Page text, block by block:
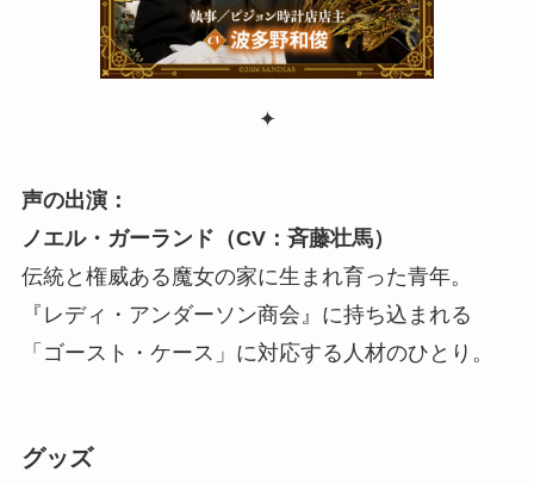
✦
声の出演：
ノエル・ガーランド（CV：斉藤壮馬）
伝統と権威ある魔女の家に生まれ育った青年。
『レディ・アンダーソン商会』に持ち込まれる
「ゴースト・ケース」に対応する人材のひとり。
グッズ